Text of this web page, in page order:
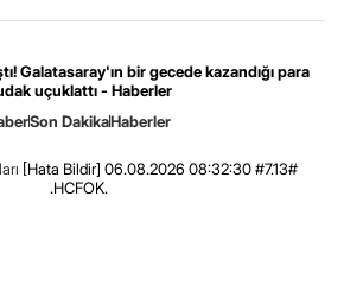
Galatasaray'ın bir gecede kazandığı para
uçuklattı - Haberler
Son DakikaHaberler
[Hata Bildir] 06.08.2026 08:32:30 #7.13#
.HCFOK.